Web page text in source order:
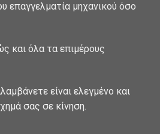
επαγγελματία μηχανικού όσο
και όλα τα επιμέρους
είναι ελεγμένο και
σας σε κίνηση.